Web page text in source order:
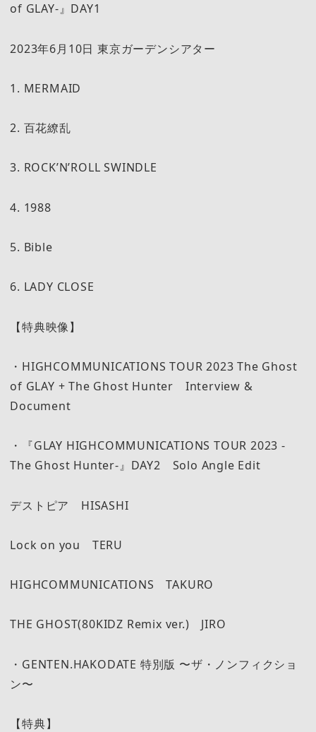
of GLAY-』DAY1
2023年6月10日 東京ガーデンシアター
1. MERMAID
2. 百花繚乱
3. ROCK’N’ROLL SWINDLE
4. 1988
5. Bible
6. LADY CLOSE
【特典映像】
・HIGHCOMMUNICATIONS TOUR 2023 The Ghost
of GLAY + The Ghost Hunter Interview &
Document
・『GLAY HIGHCOMMUNICATIONS TOUR 2023 -
The Ghost Hunter-』DAY2 Solo Angle Edit
デストピア HISASHI
Lock on you TERU
HIGHCOMMUNICATIONS TAKURO
THE GHOST(80KIDZ Remix ver.) JIRO
・GENTEN.HAKODATE 特別版 〜ザ・ノンフィクショ
ン〜
【特典】